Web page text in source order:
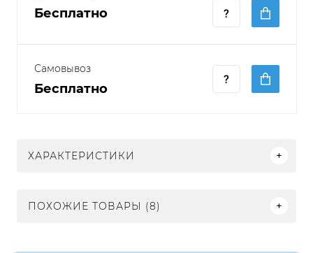
Бесплатно
Самовывоз
Бесплатно
ХАРАКТЕРИСТИКИ
ПОХОЖИЕ ТОВАРЫ (8)